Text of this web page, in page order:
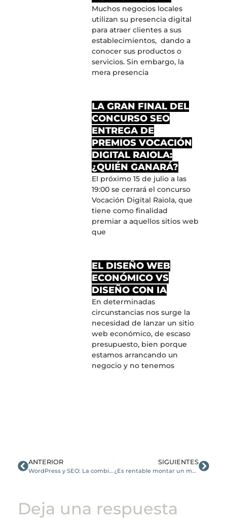
Muchos negocios locales
utilizan su presencia digital
para atraer clientes a sus
establecimientos, dando a
conocer sus productos o
servicios. Sin embargo, la
mera presencia
LA GRAN FINAL DEL
CONCURSO SEO
ENTREGA DE
PREMIOS VOCACIÓN
DIGITAL RAIOLA:
¿QUIÉN GANARÁ?
El próximo 15 de julio a las
19:00 se cerrará el concurso
Vocación Digital Raiola, que
tiene como finalidad
premiar a aquellos sitios web
que
EL DISEÑO WEB
ECONÓMICO VS
DISEÑO CON IA
En determinadas
circunstancias nos surge la
necesidad de lanzar un sitio
web económico, de escaso
presupuesto, bien porque
estamos arrancando un
negocio y no tenemos
ANTERIOR
WordPress y SEO: La combinación perfecta
SIGUIENTES
¿Es rentable montar un marketplace?
Deja una respuesta